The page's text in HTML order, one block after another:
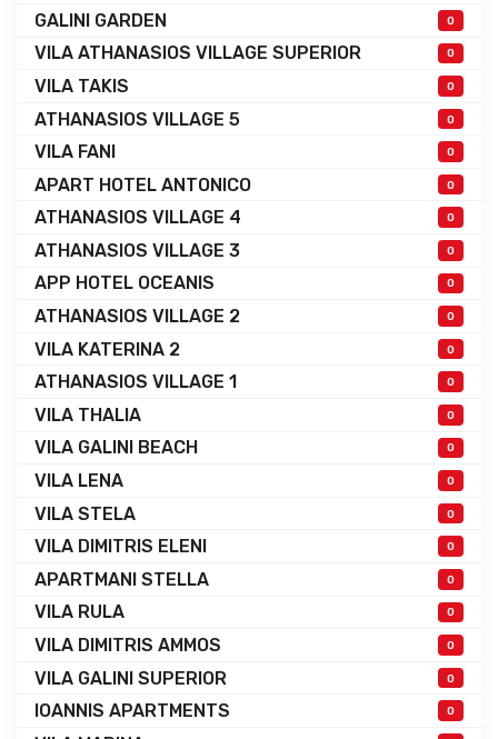
GALINI GARDEN 0
VILA ATHANASIOS VILLAGE SUPERIOR 0
VILA TAKIS 0
ATHANASIOS VILLAGE 5 0
VILA FANI 0
APART HOTEL ANTONICO 0
ATHANASIOS VILLAGE 4 0
ATHANASIOS VILLAGE 3 0
APP HOTEL OCEANIS 0
ATHANASIOS VILLAGE 2 0
VILA KATERINA 2 0
ATHANASIOS VILLAGE 1 0
VILA THALIA 0
VILA GALINI BEACH 0
VILA LENA 0
VILA STELA 0
VILA DIMITRIS ELENI 0
APARTMANI STELLA 0
VILA RULA 0
VILA DIMITRIS AMMOS 0
VILA GALINI SUPERIOR 0
IOANNIS APARTMENTS 0